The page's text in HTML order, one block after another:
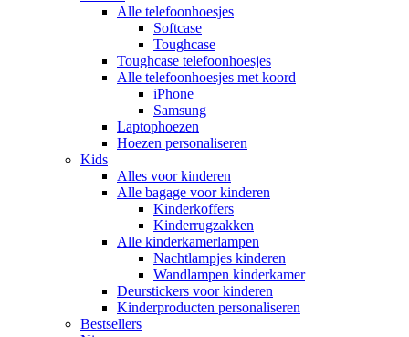
Alle telefoonhoesjes
Softcase
Toughcase
Toughcase telefoonhoesjes
Alle telefoonhoesjes met koord
iPhone
Samsung
Laptophoezen
Hoezen personaliseren
Kids
Alles voor kinderen
Alle bagage voor kinderen
Kinderkoffers
Kinderrugzakken
Alle kinderkamerlampen
Nachtlampjes kinderen
Wandlampen kinderkamer
Deurstickers voor kinderen
Kinderproducten personaliseren
Bestsellers